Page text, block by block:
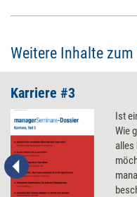
umso mehr mit Produktivität
Weitere Inhalte zum
Karriere #3
Ist
Wie
alles